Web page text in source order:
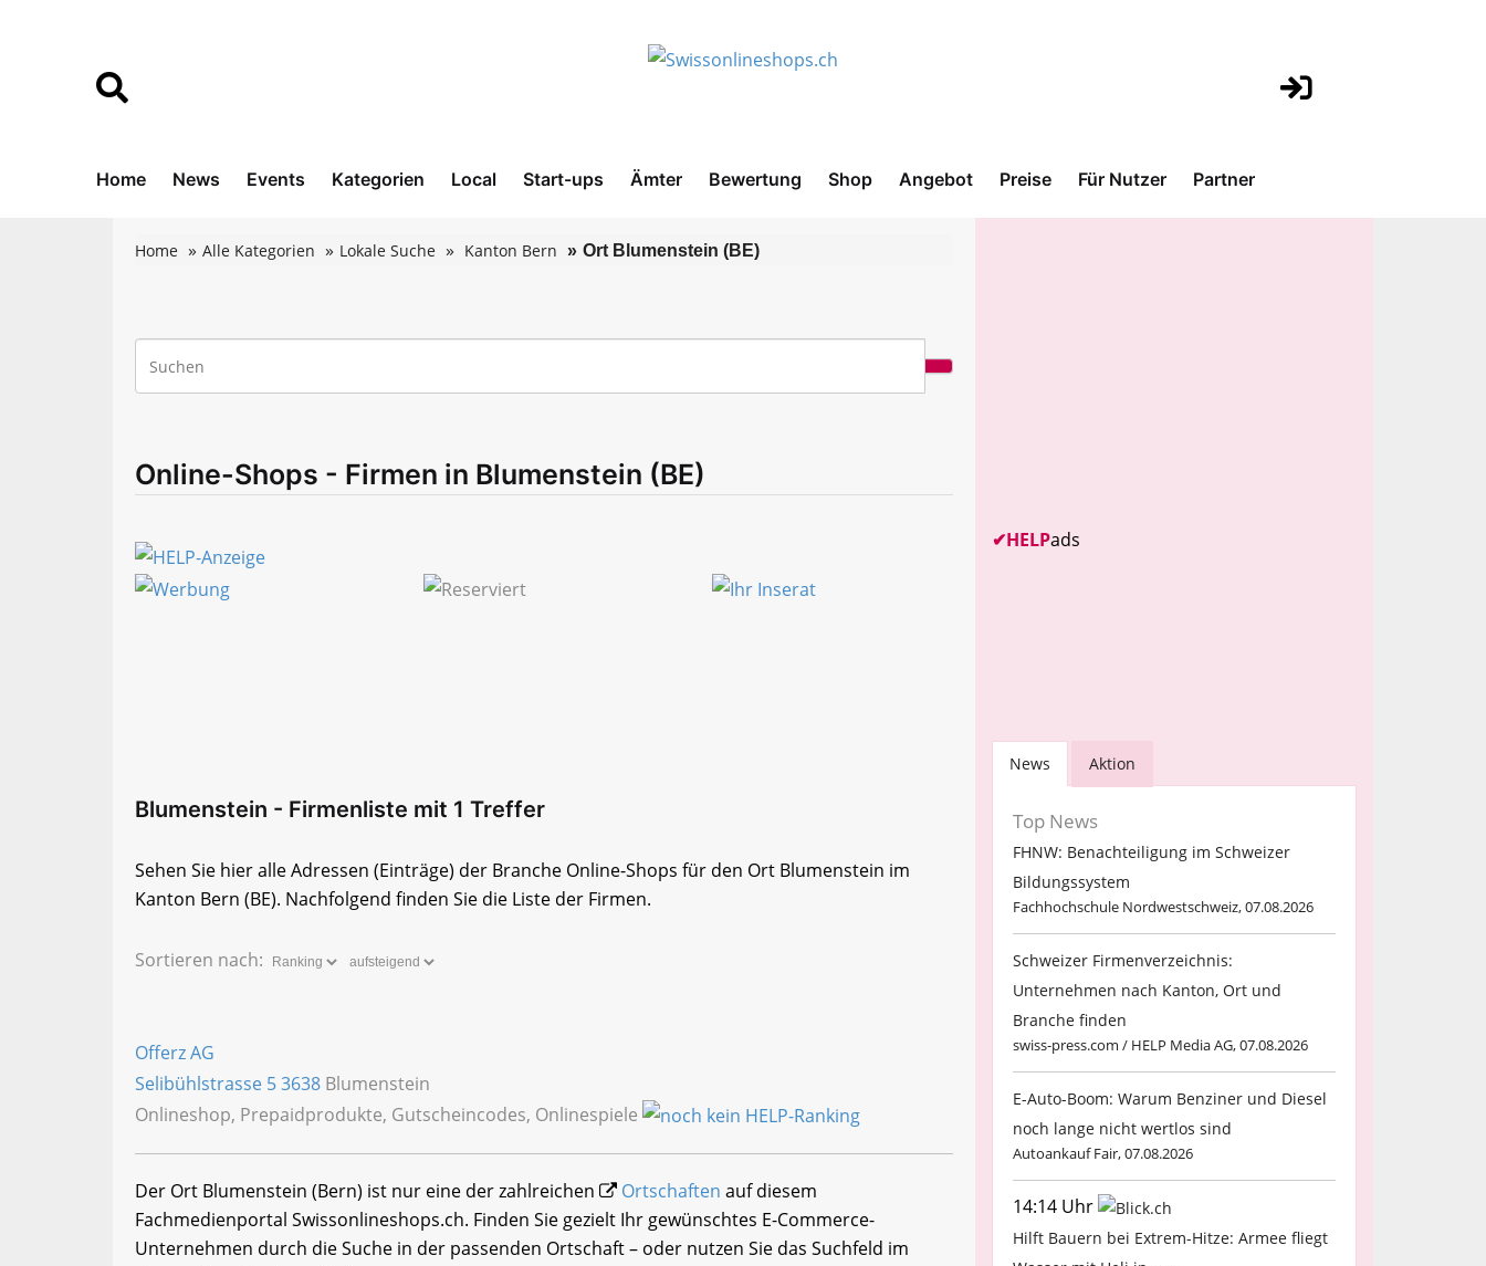
Home News Events Kategorien Local Start-ups Ämter Bewertung Shop Angebot Preise Für Nutzer Partner
Home Alle Kategorien Lokale Suche Kanton Bern Ort Blumenstein (BE)
Online-Shops - Firmen in Blumenstein (BE)
Blumenstein - Firmenliste mit 1 Treffer
Sehen Sie hier alle Adressen (Einträge) der Branche Online-Shops für den Ort Blumenstein im
Kanton Bern (BE). Nachfolgend finden Sie die Liste der Firmen.
Sortieren nach:
Offerz AG
Selibühlstrasse 53638 Blumenstein
Onlineshop, Prepaidprodukte, Gutscheincodes, Onlinespiele
Der Ort Blumenstein (Bern) ist nur eine der zahlreichen Ortschaften auf diesem
Fachmedienportal Swissonlineshops.ch. Finden Sie gezielt Ihr gewünschtes E-Commerce-
Unternehmen durch die Suche in der passenden Ortschaft – oder nutzen Sie das Suchfeld im
✔HELPads
News Aktion
Top News
FHNW: Benachteiligung im Schweizer
Bildungssystem
Fachhochschule Nordwestschweiz, 07.08.2026
Schweizer Firmenverzeichnis:
Unternehmen nach Kanton, Ort und
Branche finden
swiss-press.com / HELP Media AG, 07.08.2026
E-Auto-Boom: Warum Benziner und Diesel
noch lange nicht wertlos sind
Autoankauf Fair, 07.08.2026
14:14 Uhr
Hilft Bauern bei Extrem-Hitze: Armee fliegt